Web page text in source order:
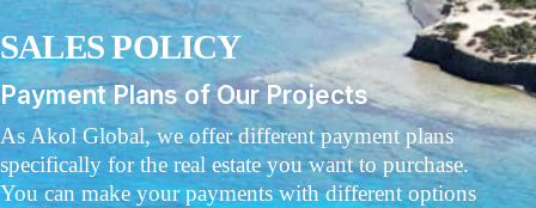
SALES POLICY
Payment Plans of Our Projects
As Akol Global, we offer different payment plans
specifically for the real estate you want to purchase.
You can make your payments with different options